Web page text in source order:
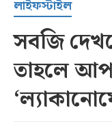
সর্বশেষ
সব
বিভাগ
লাইফস্টাইল
সবজি
তাহলে